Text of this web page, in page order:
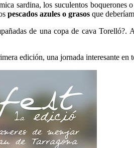
sardina, los suculentos
pescados azules o grasos que
de una copa de cava
edición, una jornada interesante en